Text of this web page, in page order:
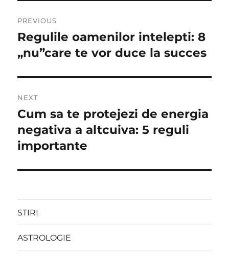
în
articole
PREVIOUS
Previous
post:
Regulile oamenilor intelepti: 8
„nu”care te vor duce la succes
NEXT
Next
post:
Cum sa te protejezi de energia
negativa a altcuiva: 5 reguli
importante
STIRI
ASTROLOGIE